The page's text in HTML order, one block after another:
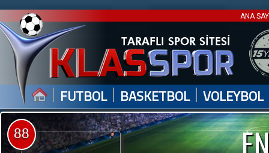
ANA
| FUTBOL | BASKETBOL | VOLEYBOL
88